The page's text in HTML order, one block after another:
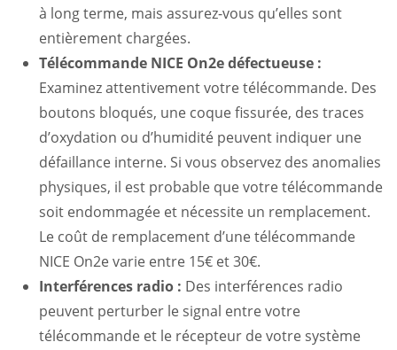
à long terme, mais assurez-vous qu’elles sont
entièrement chargées.
Télécommande NICE On2e défectueuse :
Examinez attentivement votre télécommande. Des
boutons bloqués, une coque fissurée, des traces
d’oxydation ou d’humidité peuvent indiquer une
défaillance interne. Si vous observez des anomalies
physiques, il est probable que votre télécommande
soit endommagée et nécessite un remplacement.
Le coût de remplacement d’une télécommande
NICE On2e varie entre 15€ et 30€.
Interférences radio : Des interférences radio
peuvent perturber le signal entre votre
télécommande et le récepteur de votre système